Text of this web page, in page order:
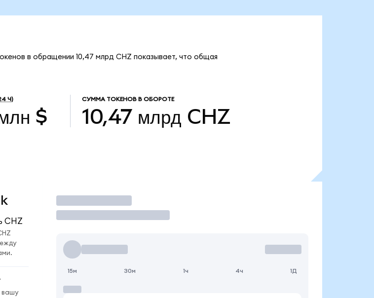
в обращении 10,47 млрд CHZ показывает, что общая
Ч)
$
СУММА ТОКЕНОВ В ОБОРОТЕ
10,47 млрд CHZ
CHZ
вашу
Торговать
15м 30м 1ч 4ч 1Д